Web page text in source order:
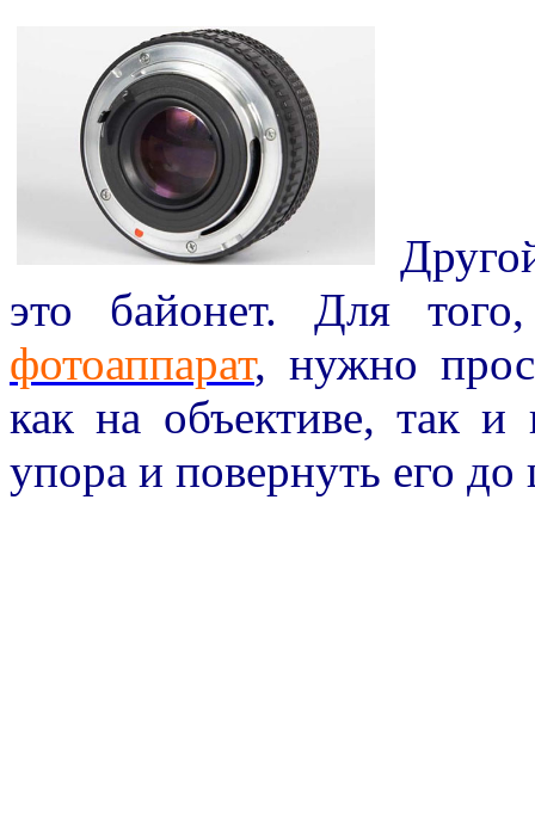
это байонет. Для
фотоаппарат, нужно
как на объективе, так
упора и повернуть его